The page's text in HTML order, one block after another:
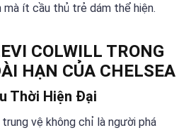
ít cầu thủ trẻ dám thể hiện.
COLWILL TRONG
HẠN CỦA CHELSEA
Thời Hiện Đại
vệ không chỉ là người phá